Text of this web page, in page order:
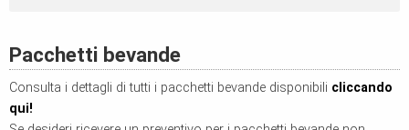
Pacchetti bevande
Consulta i dettagli di tutti i pacchetti bevande disponibili cliccando
qui!